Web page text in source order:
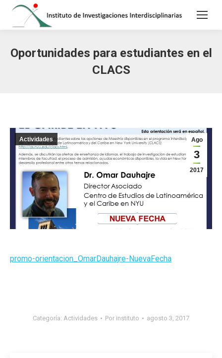
Oportunidades para estudiantes en el
CLACS
Ago
3
2017
Actividades
promo-orientacion_OmarDauhajre-NuevaFecha
Categoría: Actividades Por instituto agosto 3, 2017